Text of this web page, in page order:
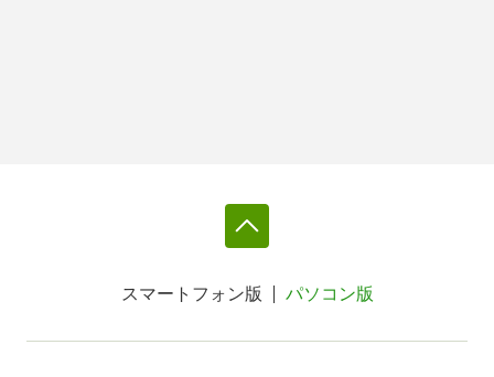
スマートフォン版 パソコン版